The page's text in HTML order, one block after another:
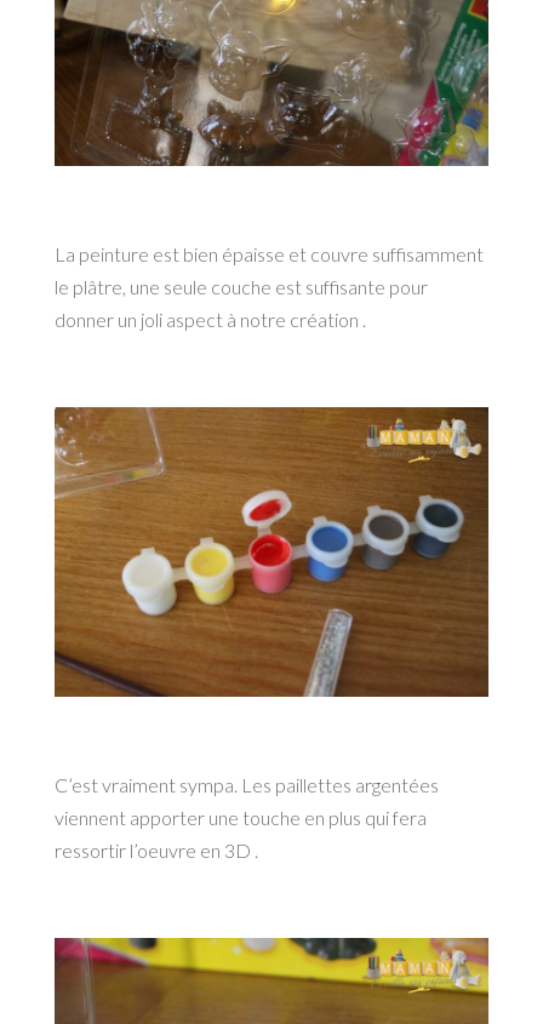
La peinture est bien épaisse et couvre suffisamment
le plâtre, une seule couche est suffisante pour
donner un joli aspect à notre création .
C’est vraiment sympa. Les paillettes argentées
viennent apporter une touche en plus qui fera
ressortir l’oeuvre en 3D .